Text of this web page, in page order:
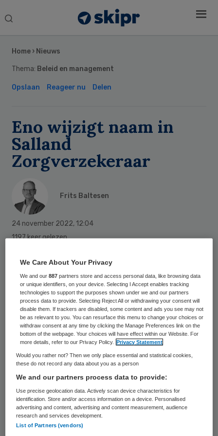
Search
Home › Nieuws
Thema: Beleid en management
Opslaan Reageer nu Delen
Eno wijzigt naam in
Salland
Zorgverzekeraar
Frits Baltesen
24 november 2022, 12:04
1197 keer gelezen
Zorgverzekeraar Eno gaat de komende tijd
gefaseerd over naar een nieuwe
organisatienaam: Salland Zorgverzekeraar.
In 2023 zal Eno uit beeld verdwijnen. De
merken Salland Zorgverzekeringen en
HollandZorg blijven ongewijzigd. Het
Zorgkantoor Midden-IJssel, ook onderdeel
van de zorgverzekeraar, wijzigt zijn naam in
Salland Zorgkantoor.
“Van Rottumerplaat tot Gulpen-Wittem zijn
Sidebar
We Care About Your Privacy
We and our887 partners store and access personal data, like browsing data
or unique identifiers, on your device. Selecting I Accept enables tracking
technologies to support the purposes shown under we and our partners
process data to provide. Selecting Reject All or withdrawing your consent will
disable them. If trackers are disabled, some content and ads you see may not
be as relevant to you. You can resurface this menu to change your choices or
withdraw consent at any time by clicking the Manage Preferences link on the
bottom of the webpage. Your choices will have effect within our Website. For
more details, refer to our Privacy Policy.
Privacy Statement
Would you rather not? Then we only place essential and statistical cookies,
these do not record any data about you as a person
We and our partners process data to provide:
Use precise geolocation data. Actively scan device characteristics for
identification. Store and/or access information on a device. Personalised
advertising and content, advertising and content measurement, audience
research and services development.
List of Partners (vendors)